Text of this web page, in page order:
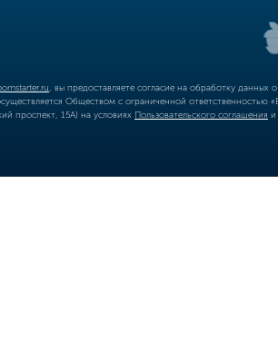
, вы предоставляете согласие на обработку
Обществом с ограниченной
проспект, 15А) на условиях Пользовательского соглашения и